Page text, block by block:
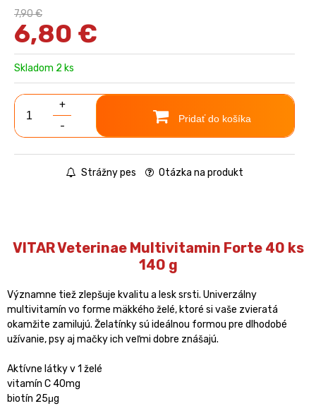
7,90 €
6,80 €
Skladom 2 ks
+
-
Pridať do košíka
Strážny pes Otázka na produkt
VITAR Veterinae Multivitamin Forte 40 ks
140 g
Významne tiež zlepšuje kvalitu a lesk srsti. Univerzálny
multivitamín vo forme mäkkého želé, ktoré si vaše zvieratá
okamžite zamilujú. Želatínky sú ideálnou formou pre dlhodobé
užívanie, psy aj mačky ich veľmi dobre znášajú.
Aktívne látky v 1 želé
vitamín C 40mg
biotín 25μg